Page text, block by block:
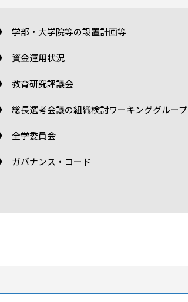
学部・大学院等の設置計画等
資金運用状況
教育研究評議会
総長選考会議の組織検討ワーキンググループ
全学委員会
ガバナンス・コード